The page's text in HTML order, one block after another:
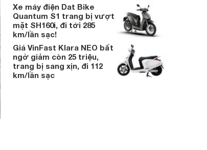
Xe máy điện Dat Bike
Quantum S1 trang bị vượt
mặt SH160i, đi tới 285
km/lần sạc!
Giá VinFast Klara NEO bất
ngờ giảm còn 25 triệu,
trang bị sang xịn, đi 112
km/lần sạc